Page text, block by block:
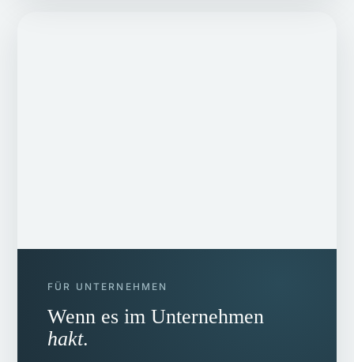
FÜR UNTERNEHMEN
Wenn es im Unternehmen
hakt.